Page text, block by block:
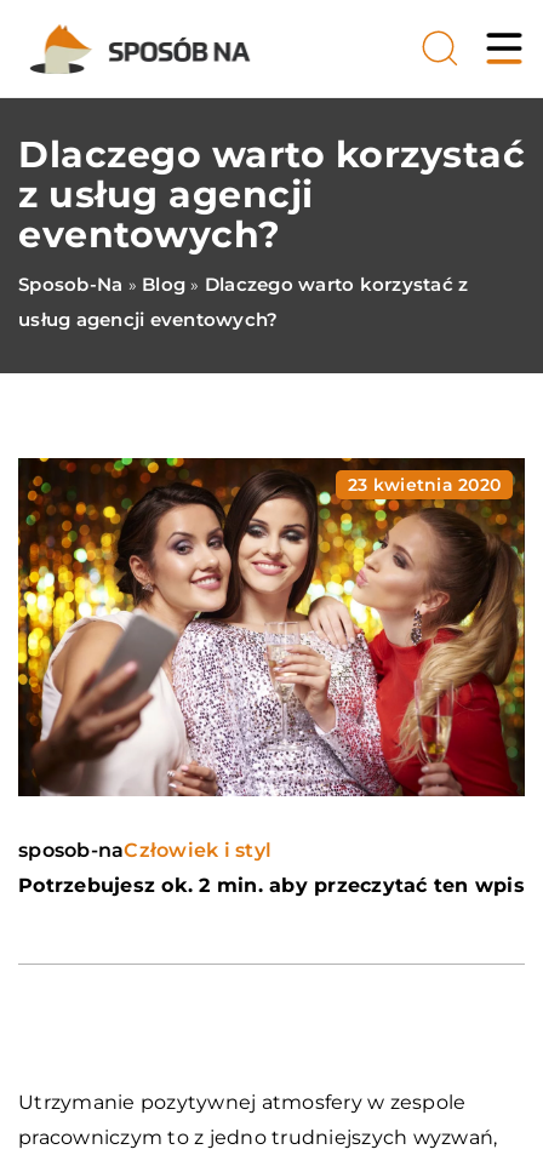
Dlaczego warto korzystać
z usług agencji
eventowych?
Sposob-Na » Blog » Dlaczego warto korzystać z
usług agencji eventowych?
23 kwietnia 2020
sposob-naCzłowiek i styl
Potrzebujesz ok. 2 min. aby przeczytać ten wpis
Utrzymanie pozytywnej atmosfery w zespole
pracowniczym to z jedno trudniejszych wyzwań,